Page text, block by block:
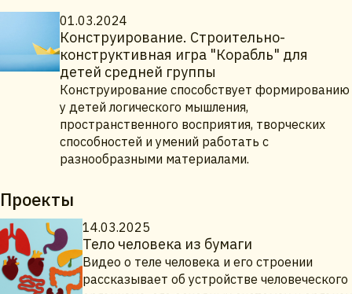
01.03.2024
Конструирование. Строительно-
конструктивная игра "Корабль" для
детей средней группы
Конструирование способствует формированию
у детей логического мышления,
пространственного восприятия, творческих
способностей и умений работать с
разнообразными материалами.
Проекты
14.03.2025
Тело человека из бумаги
Видео о теле человека и его строении
рассказывает об устройстве человеческого